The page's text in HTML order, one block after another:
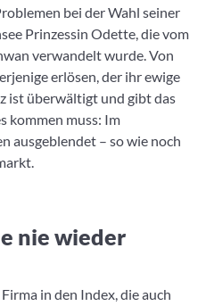
bei der Wahl seiner
Prinzessin Odette, die vom
verwandelt wurde. Von
erlösen, der ihr ewige
ist überwältigt und gibt das
kommen muss: Im
ausgeblendet – so wie noch
nie wieder
in den Index, die auch